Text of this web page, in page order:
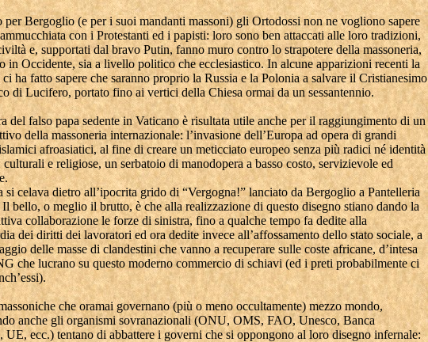
per Bergoglio (e per i suoi mandanti massoni) gli Ortodossi non ne vogliono sapere
con i Protestanti ed i papisti: loro sono ben attaccati alle loro tradizioni,
e, supportati dal bravo Putin, fanno muro contro lo strapotere della massoneria,
in Occidente, sia a livello politico che ecclesiastico. In alcune apparizioni recenti la
ha fatto sapere che saranno proprio la Russia e la Polonia a salvare il Cristianesimo
di Lucifero, portato fino ai vertici della Chiesa ormai da un sessantennio.
del falso papa sedente in Vaticano è risultata utile anche per il raggiungimento di un
della massoneria internazionale: l’invasione dell’Europa ad opera di grandi
afroasiatici, al fine di creare un meticciato europeo senza più radici né identità
e religiose, un serbatoio di manodopera a basso costo, servizievole ed
si celava dietro all’ipocrita grido di “Vergogna!” lanciato da Bergoglio a Pantelleria
bello, o meglio il brutto, è che alla realizzazione di questo disegno stiano dando la
collaborazione le forze di sinistra, fino a qualche tempo fa dedite alla
dei diritti dei lavoratori ed ora dedite invece all’affossamento dello stato sociale, a
delle masse di clandestini che vanno a recuperare sulle coste africane, d’intesa
che lucrano su questo moderno commercio di schiavi (ed i preti probabilmente ci
che oramai governano (più o meno occultamente) mezzo mondo,
anche gli organismi sovranazionali (ONU, OMS, FAO, Unesco, Banca
UE, ecc.) tentano di abbattere i governi che si oppongono al loro disegno infernale: